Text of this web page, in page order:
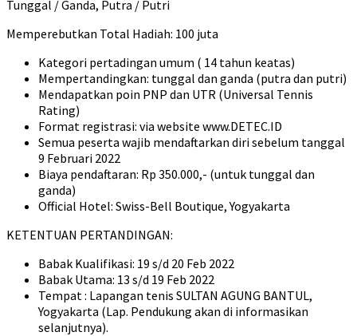
Tunggal / Ganda, Putra / Putri
Memperebutkan Total Hadiah: 100 juta
Kategori pertadingan umum ( 14 tahun keatas)
Mempertandingkan: tunggal dan ganda (putra dan putri)
Mendapatkan poin PNP dan UTR (Universal Tennis
Rating)
Format registrasi: via website www.DETEC.ID
Semua peserta wajib mendaftarkan diri sebelum tanggal
9 Februari 2022
Biaya pendaftaran: Rp 350.000,- (untuk tunggal dan
ganda)
Official Hotel: Swiss-Bell Boutique, Yogyakarta
KETENTUAN PERTANDINGAN:
Babak Kualifikasi: 19 s/d 20 Feb 2022
Babak Utama: 13 s/d 19 Feb 2022
Tempat : Lapangan tenis SULTAN AGUNG BANTUL,
Yogyakarta (Lap. Pendukung akan di informasikan
selanjutnya).